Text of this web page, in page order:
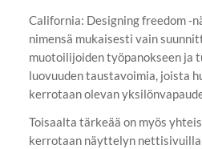
California: Designing freedom -
nimensä mukaisesti vain
muotoilijoiden työpanokseen ja
luovuuden taustavoimia, joista
kerrotaan olevan
Toisaalta tärkeää on myös
kerrotaan näyttelyn